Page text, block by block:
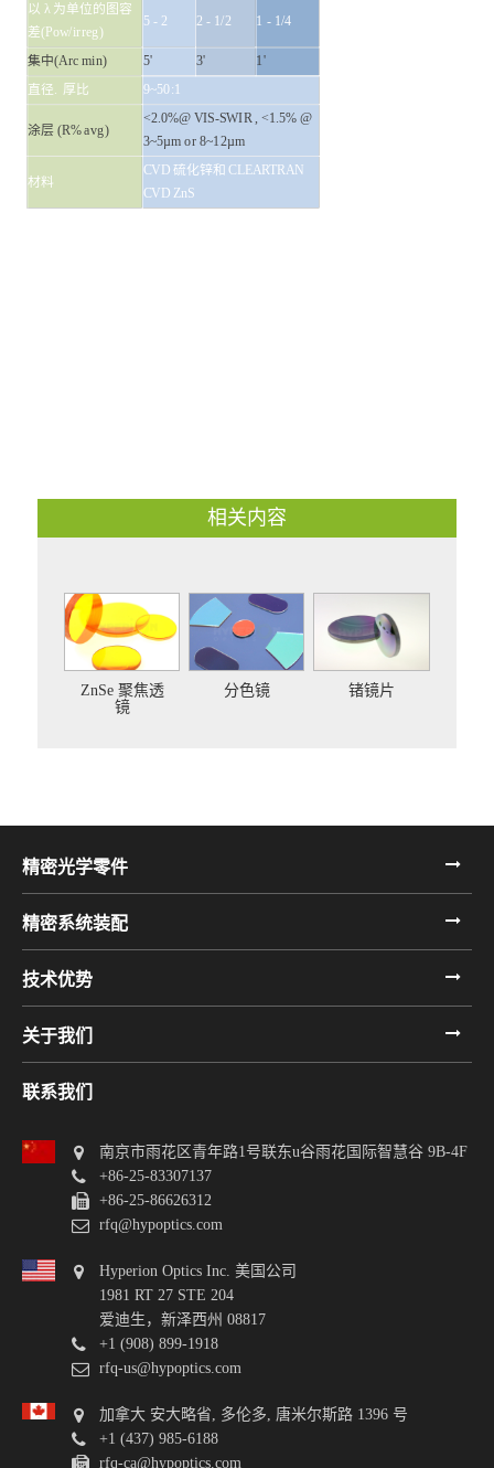
以 λ 为单位的图容
差(Pow/irreg)
5 - 2 2 - 1/2 1 - 1/4
集中(Arc min) 5' 3'
1'
直径. 厚比
9~50:1
涂层 (R% avg)
<2.0%@ VIS-SWIR , <1.5% @
3~5µm or 8~12µm
材料
CVD 硫化锌和 CLEARTRAN
CVD ZnS
相关内容
ZnSe 聚焦透
镜
分色镜 锗镜片
精密光学零件
精密系统装配
技术优势
关于我们
联系我们
南京市雨花区青年路1号联东u谷雨花国际智慧谷 9B-4F
+86-25-83307137
+86-25-86626312
rfq@hypoptics.com
Hyperion Optics Inc. 美国公司
1981 RT 27 STE 204
爱迪生，新泽西州 08817
+1 (908) 899-1918
rfq-us@hypoptics.com
加拿大 安大略省, 多伦多, 唐米尔斯路 1396 号
+1 (437) 985-6188
rfq-ca@hypoptics.com